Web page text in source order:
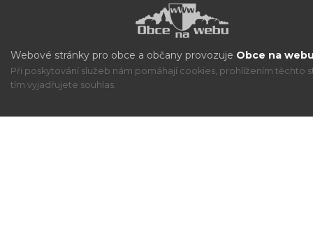
Webové stránky pro obce a občany provozuje Obce na
Při poskytování služeb nám pomáhají cookies, prohlížením těchto
tím vyjadřujete souhlas.